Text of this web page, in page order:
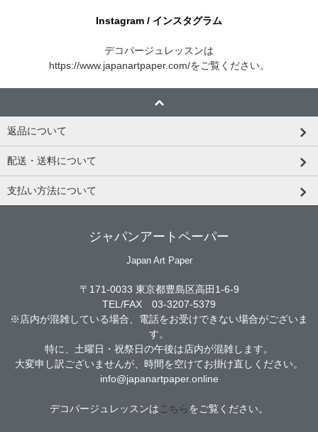
Instagram / インスタグラム
デコパージュレッスンは
https://www.japanartpaper.com/をご覧ください。
返品について
配送・送料について
支払い方法について
ジャパンアートペーパー
Japan Art Paper
〒171-0033 東京都豊島区高田1-6-9
TEL/FAX 03-3207-5379
※店内が混雑している場合、電話をお受けできない場合がございま
す。
特に、土曜日・祝祭日の午後は店内が混雑します。
大変申し訳ございませんが、時間を空けてお掛け直しください。
info@japanartpaper.online
デコパージュレッスンは こちらをご覧ください。